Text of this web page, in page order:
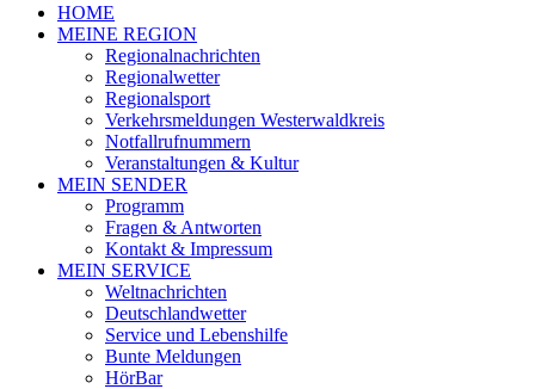
HOME
MEINE REGION
Regionalnachrichten
Regionalwetter
Regionalsport
Verkehrsmeldungen Westerwaldkreis
Notfallrufnummern
Veranstaltungen & Kultur
MEIN SENDER
Programm
Fragen & Antworten
Kontakt & Impressum
MEIN SERVICE
Weltnachrichten
Deutschlandwetter
Service und Lebenshilfe
Bunte Meldungen
HörBar